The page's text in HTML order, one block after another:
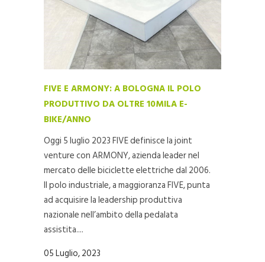
FIVE E ARMONY: A BOLOGNA IL POLO
PRODUTTIVO DA OLTRE 10MILA E-
BIKE/ANNO
Oggi 5 luglio 2023 FIVE definisce la joint
venture con ARMONY, azienda leader nel
mercato delle biciclette elettriche dal 2006.
Il polo industriale, a maggioranza FIVE, punta
ad acquisire la leadership produttiva
nazionale nell’ambito della pedalata
assistita....
05 Luglio, 2023